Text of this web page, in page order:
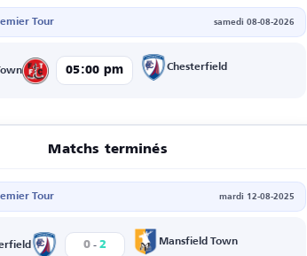
Tour samedi 08-08-2026
05:00 pm Chesterfield
Matchs terminés
Tour mardi 12-08-2025
0 - 2 Mansfield Town